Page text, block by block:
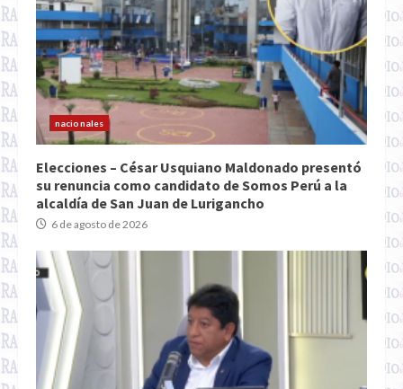
nacionales
Elecciones – César Usquiano Maldonado presentó
su renuncia como candidato de Somos Perú a la
alcaldía de San Juan de Lurigancho
6 de agosto de 2026